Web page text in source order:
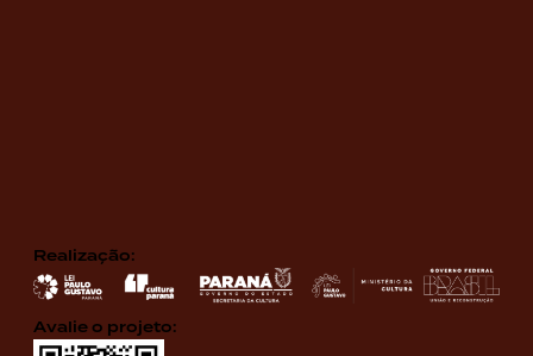
Realização:
Avalie o projeto: